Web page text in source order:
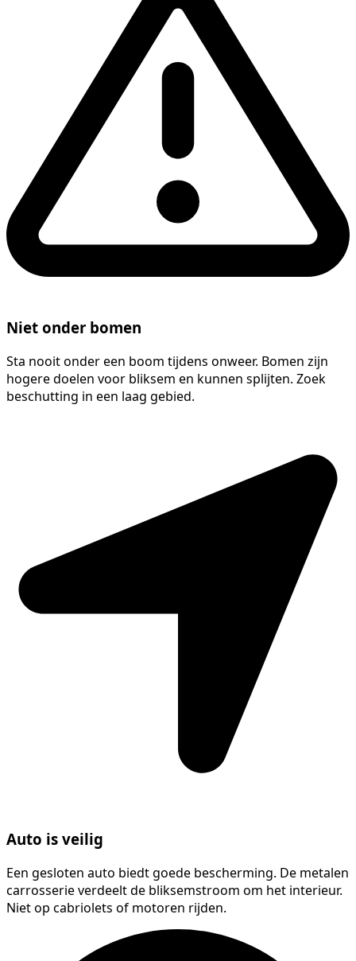
Niet onder bomen
Sta nooit onder een boom tijdens onweer. Bomen zijn
hogere doelen voor bliksem en kunnen splijten. Zoek
beschutting in een laag gebied.
Auto is veilig
Een gesloten auto biedt goede bescherming. De metalen
carrosserie verdeelt de bliksemstroom om het interieur.
Niet op cabriolets of motoren rijden.